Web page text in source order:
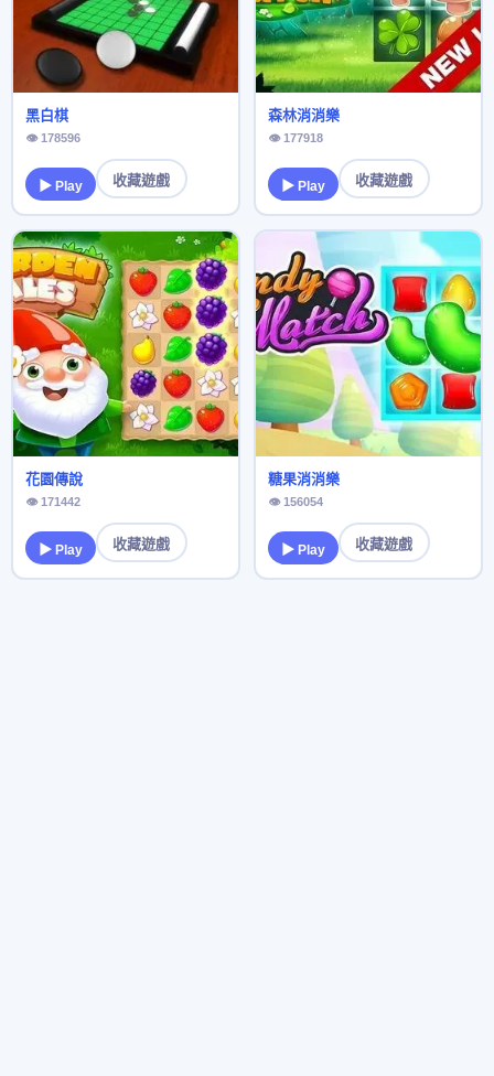
黑白棋
👁 178596
▶ Play 收藏遊戲
森林消消樂
👁 177918
▶ Play 收藏遊戲
花園傳說
👁 171442
▶ Play 收藏遊戲
糖果消消樂
👁 156054
▶ Play 收藏遊戲